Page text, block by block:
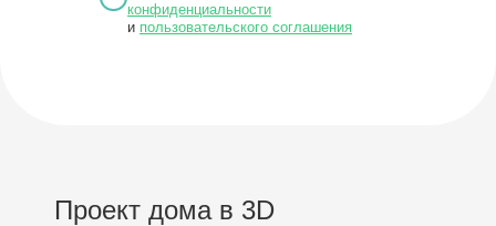
конфиденциальности
и пользовательского соглашения
Проект дома в 3D